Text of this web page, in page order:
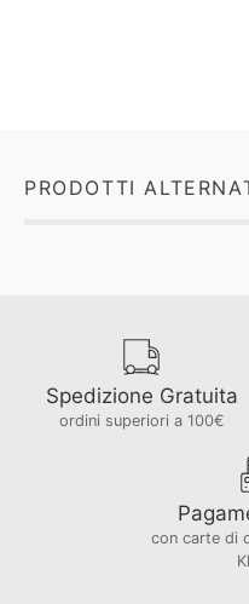
PRODOTTI
Spedizione Gratuita
ordini superiori a 100€
con carte di